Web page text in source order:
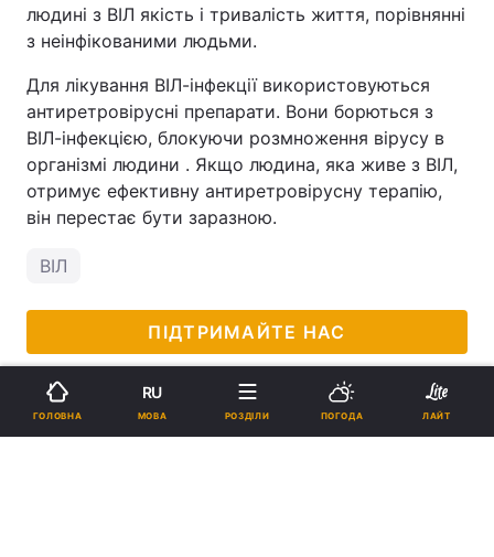
людині з ВІЛ якість і тривалість життя, порівнянні
з неінфікованими людьми.
Для лікування ВІЛ-інфекції використовуються
антиретровірусні препарати. Вони борються з
ВІЛ-інфекцією, блокуючи розмноження вірусу в
організмі людини . Якщо людина, яка живе з ВІЛ,
отримує ефективну антиретровірусну терапію,
він перестає бути заразною.
ВІЛ
ПІДТРИМАЙТЕ НАС
ГОЛОВНА
RU
МОВА РОЗДІЛИ ПОГОДА ЛАЙТ